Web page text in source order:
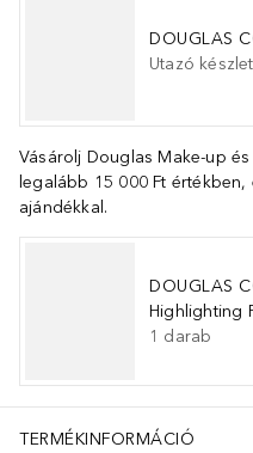
DOUGLAS
Utazó készlet
Vásárolj Douglas Make-up
legalább 15 000 Ft
ajándékkal.
DOUGLAS
Highlighting
1 darab
TERMÉKINFORMÁCIÓ